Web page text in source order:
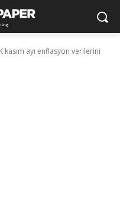
kasım ayı enflasyon verilerini